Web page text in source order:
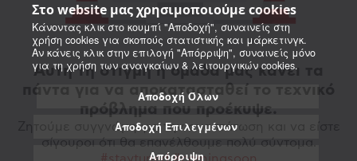
Στο website μας χρησιμοποιούμε cookies
Κάνοντας κλικ στο κουμπί "Αποδοχή", συναινείς στη
χρήση cookies για σκοπούς στατιστικής και μάρκετινγκ.
Αν κάνεις κλικ στην επιλογή "Απόρριψη", συναινείς μόνο
για τη χρήση των αναγκαίων & λειτουργικών cookies.
Αποδοχή Όλων
Αποδοχή Επιλεγμένων
Απόρριψη
Αυτή τη στιγμή η ομάδα μας κάνει τα
πάντα για να αποκατασταθεί το τεχνικό
πρόβλημα που προέκυψε.
Ζητούμε συγγνώμη για την αναστάτωση και να είστε
σίγουροι ότι θα επανέλθουμε πολύ σύντομα.